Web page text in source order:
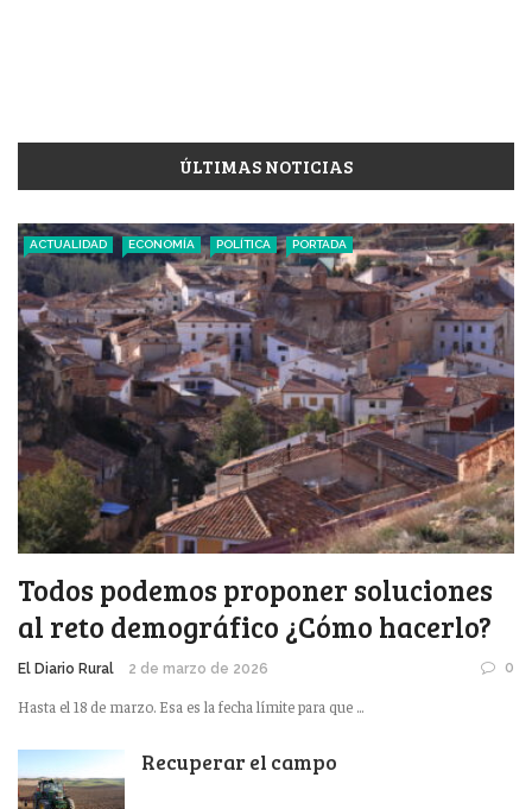
ÚLTIMAS NOTICIAS
ACTUALIDAD ECONOMÍA POLÍTICA PORTADA
Todos podemos proponer soluciones
al reto demográfico ¿Cómo hacerlo?
El Diario Rural 2 de marzo de 2026 0
Hasta el 18 de marzo. Esa es la fecha límite para que ...
Recuperar el campo